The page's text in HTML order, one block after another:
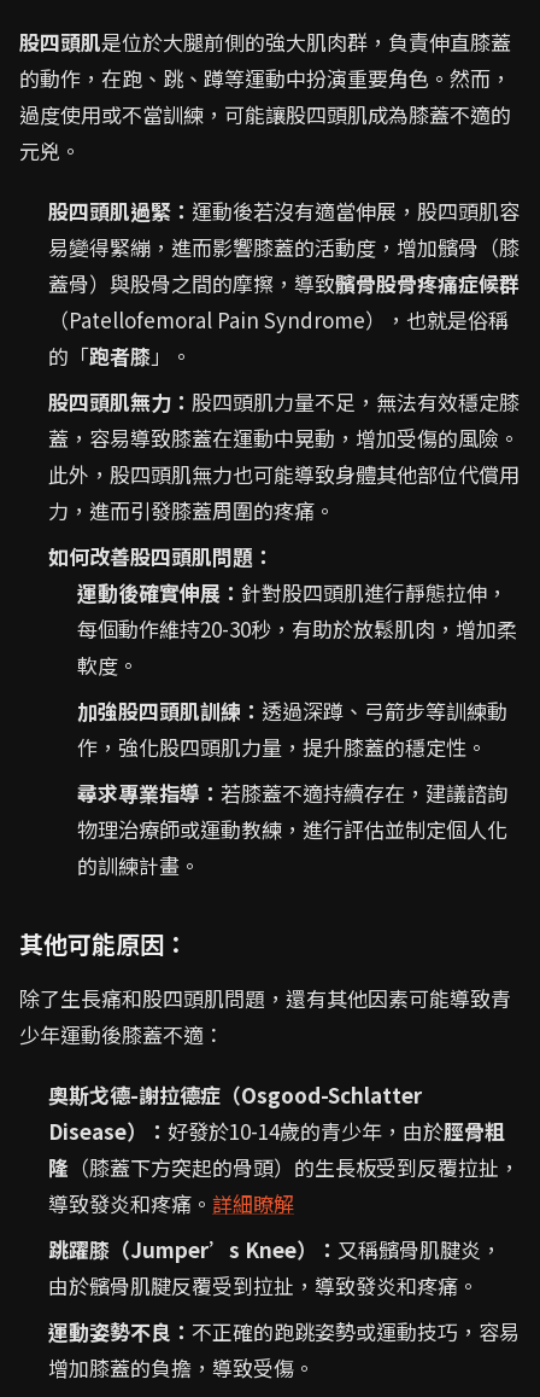
股四頭肌是位於大腿前側的強大肌肉群，負責伸直膝蓋
的動作，在跑、跳、蹲等運動中扮演重要角色。然而，
過度使用或不當訓練，可能讓股四頭肌成為膝蓋不適的
元兇。
股四頭肌過緊： 運動後若沒有適當伸展，股四頭肌容
易變得緊繃，進而影響膝蓋的活動度，增加髕骨（膝
蓋骨）與股骨之間的摩擦，導致髕骨股骨疼痛症候群
（Patellofemoral Pain Syndrome），也就是俗稱
的「跑者膝」。
股四頭肌無力： 股四頭肌力量不足，無法有效穩定膝
蓋，容易導致膝蓋在運動中晃動，增加受傷的風險。
此外，股四頭肌無力也可能導致身體其他部位代償用
力，進而引發膝蓋周圍的疼痛。
如何改善股四頭肌問題：
運動後確實伸展： 針對股四頭肌進行靜態拉伸，
每個動作維持20-30秒，有助於放鬆肌肉，增加柔
軟度。
加強股四頭肌訓練： 透過深蹲、弓箭步等訓練動
作，強化股四頭肌力量，提升膝蓋的穩定性。
尋求專業指導： 若膝蓋不適持續存在，建議諮詢
物理治療師或運動教練，進行評估並制定個人化
的訓練計畫。
其他可能原因：
除了生長痛和股四頭肌問題，還有其他因素可能導致青
少年運動後膝蓋不適：
奧斯戈德-謝拉德症（Osgood-Schlatter
Disease）： 好發於10-14歲的青少年，由於脛骨粗
隆 （膝蓋下方突起的骨頭）的生長板受到反覆拉扯，
導致發炎和疼痛。 詳細瞭解
跳躍膝（Jumper’s Knee）： 又稱髕骨肌腱炎，
由於髕骨肌腱反覆受到拉扯，導致發炎和疼痛。
運動姿勢不良： 不正確的跑跳姿勢或運動技巧，容易
增加膝蓋的負擔，導致受傷。